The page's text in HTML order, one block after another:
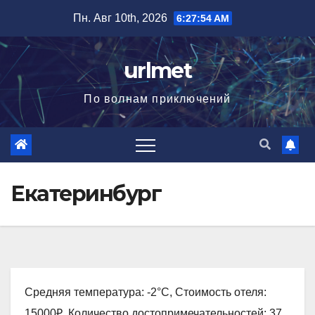
содержимому
Пн. Авг 10th, 2026 6:27:55 AM
urlmet
По волнам приключений
Екатеринбург
Средняя температура: -2°C, Стоимость отеля: